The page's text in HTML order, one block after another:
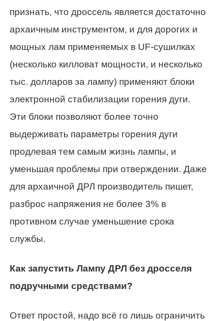
признать, что дроссель является достаточно
архаичным инструментом, и для дорогих и
мощных лам применяемых в UF-сушилках
(несколько килловат мощности, и несколько
тыс. долларов за лампу) применяют блоки
электронной стабилизации горения дуги.
Эти блоки позволяют более точно
выдерживать параметры горения дуги
продлевая тем самым жизнь лампы, и
уменьшая проблемы при отверждении. Даже
для архаичной ДРЛ производитель пишет,
разброс напряжения не более 3% в
противном случае уменьшение срока
службы.
Как запустить Лампу ДРЛ без дросселя
подручными средствами?
Ответ простой, надо всё го лишь ограничить